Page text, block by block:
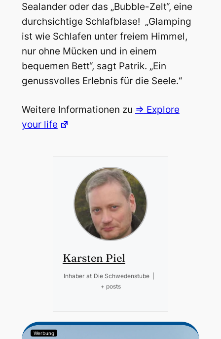
Sealander oder das „Bubble-Zelt“, eine
durchsichtige Schlafblase! „Glamping
ist wie Schlafen unter freiem Himmel,
nur ohne Mücken und in einem
bequemen Bett“, sagt Patrik. „Ein
genussvolles Erlebnis für die Seele.“
Weitere Informationen zu => Explore
your life
Karsten Piel
Inhaber at Die Schwedenstube
+ posts
Werbung